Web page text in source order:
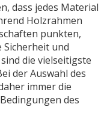
dass jedes Material
Holzrahmen
punkten,
und
die vielseitigste
der Auswahl des
immer die
des